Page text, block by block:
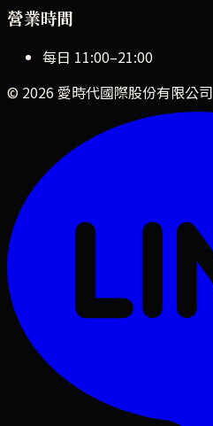
營業時間
每日 11:00–21:00
© 2026 愛時代國際股份有限公司